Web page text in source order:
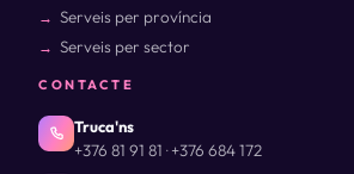
Serveis per província
Serveis per sector
CONTACTE
Truca'ns
+376 81 91 81 ·+376 684 172